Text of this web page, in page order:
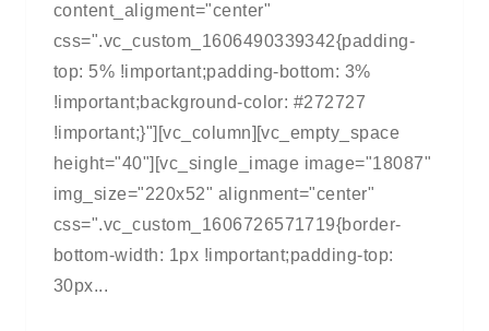
content_aligment="center"
css=".vc_custom_1606490339342{padding-
top: 5% !important;padding-bottom: 3%
!important;background-color: #272727
!important;}"][vc_column][vc_empty_space
height="40"][vc_single_image image="18087"
img_size="220x52" alignment="center"
css=".vc_custom_1606726571719{border-
bottom-width: 1px !important;padding-top:
30px...